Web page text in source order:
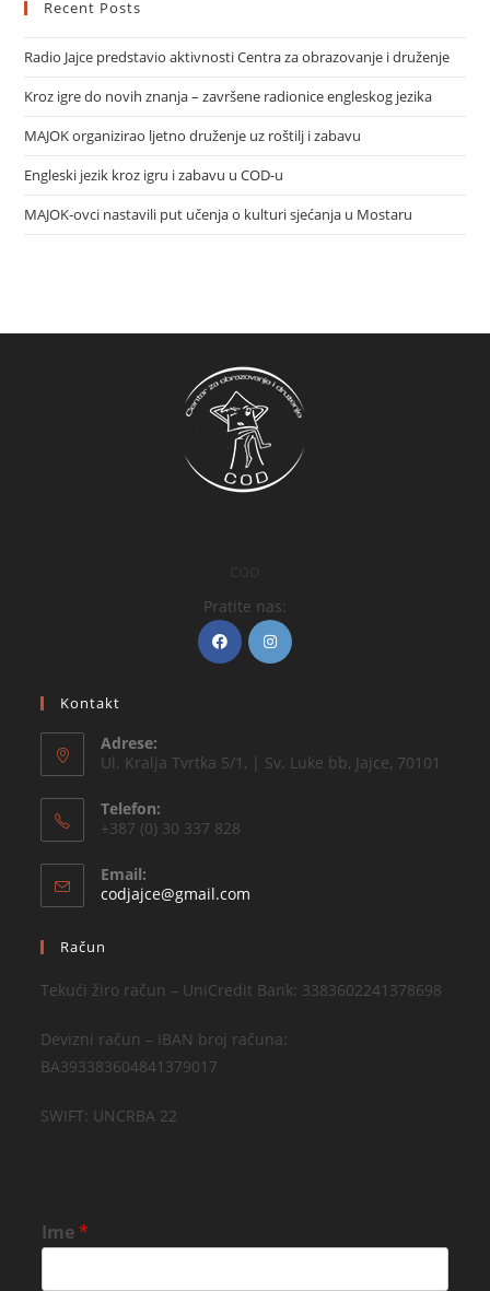
Recent Posts
Radio Jajce predstavio aktivnosti Centra za obrazovanje i druženje
Kroz igre do novih znanja – završene radionice engleskog jezika
MAJOK organizirao ljetno druženje uz roštilj i zabavu
Engleski jezik kroz igru i zabavu u COD-u
MAJOK-ovci nastavili put učenja o kulturi sjećanja u Mostaru
Pratite nas:
Kontakt
Adrese:
Ul. Kralja Tvrtka 5/1, | Sv. Luke bb, Jajce, 70101
Telefon:
+387 (0) 30 337 828
Email:
codjajce@gmail.com
Račun
Tekući žiro račun – UniCredit Bank: 3383602241378698
Devizni račun – IBAN broj računa:
BA393383604841379017
SWIFT: UNCRBA 22
Ime*